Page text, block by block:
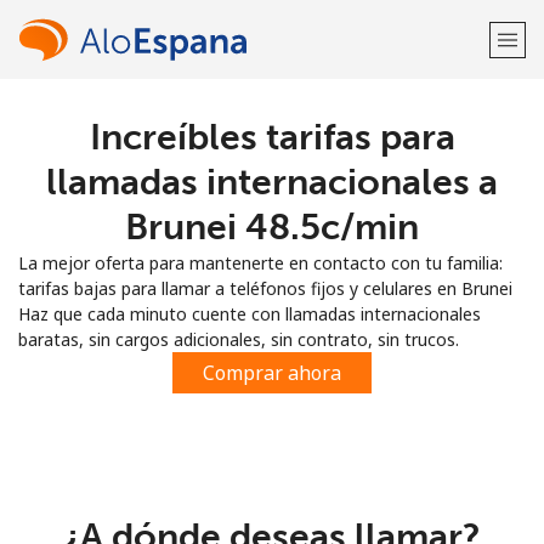
¡Bienvenido!
Regístrate con
Increíbles tarifas para
llamadas internacionales a
Brunei ⁦48.5c⁩/min
La mejor oferta para mantenerte en contacto con tu familia:
tarifas bajas para llamar a teléfonos fijos y celulares en Brunei
Haz que cada minuto cuente con llamadas internacionales
baratas, sin cargos adicionales, sin contrato, sin trucos.
Comprar ahora